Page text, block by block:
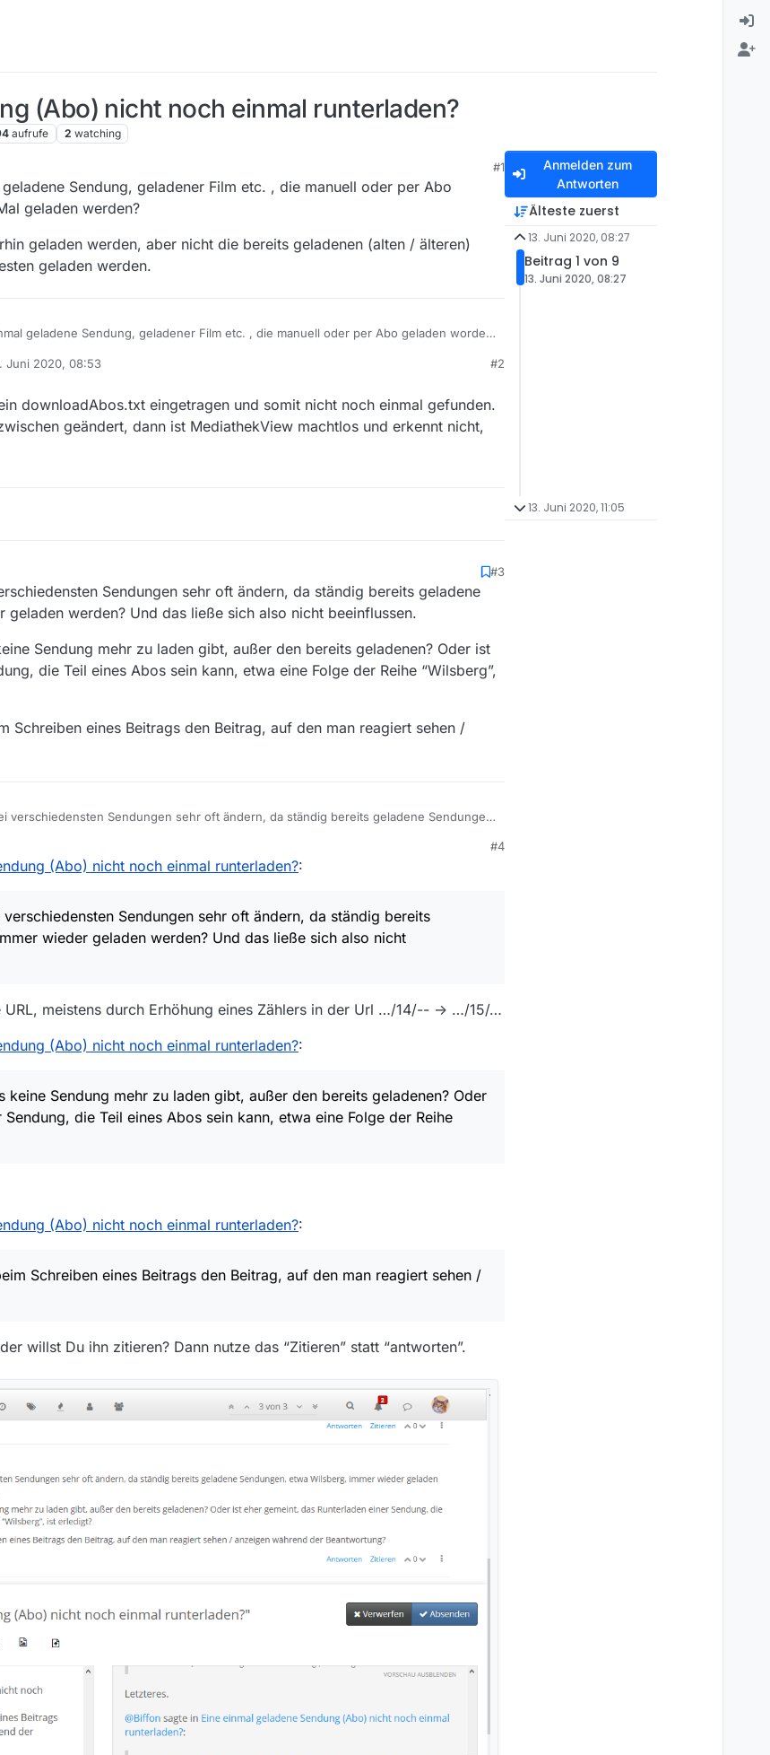
(Abo) nicht noch einmal runterladen?
aufrufe 2 watching
#1
Sendung, geladener Film etc. , die manuell oder per Abo
geladen werden?
geladen werden, aber nicht die bereits geladenen (alten / älteren)
geladen werden.
geladene Sendung, geladener Film etc. , die manuell oder per Abo geladen worden
geladen werden, aber nicht die bereits geladenen (alten / älteren) Folgen, es
Juni 2020, 08:53
von
#2
downloadAbos.txt eingetragen und somit nicht noch einmal gefunden.
geändert, dann ist MediathekView machtlos und erkennt nicht,
#3
Sendungen sehr oft ändern, da ständig bereits geladene
werden? Und das ließe sich also nicht beeinflussen.
Sendung mehr zu laden gibt, außer den bereits geladenen? Oder ist
die Teil eines Abos sein kann, etwa eine Folge der Reihe “Wilsberg”,
Schreiben eines Beitrags den Beitrag, auf den man reagiert sehen /
verschiedensten Sendungen sehr oft ändern, da ständig bereits geladene Sendungen,
keine Sendung mehr zu laden gibt, außer den bereits geladenen? Oder ist eher
die Teil eines Abos sein kann, etwa eine Folge der Reihe “Wilsberg”, ist erledigt?
#4
(Abo) nicht noch einmal runterladen?:
Sendungen sehr oft ändern, da ständig bereits
wieder geladen werden? Und das ließe sich also nicht
URL, meistens durch Erhöhung eines Zählers in der Url …/14/-- -> …/15/…
(Abo) nicht noch einmal runterladen?:
Sendung mehr zu laden gibt, außer den bereits geladenen? Oder
die Teil eines Abos sein kann, etwa eine Folge der Reihe
(Abo) nicht noch einmal runterladen?:
Schreiben eines Beitrags den Beitrag, auf den man reagiert sehen /
willst Du ihn zitieren? Dann nutze das “Zitieren” statt “antworten”.
Anmelden zum
Antworten
Älteste zuerst
13. Juni 2020, 08:27
Beitrag 1 von 9
13. Juni 2020, 08:27
13. Juni 2020, 11:05